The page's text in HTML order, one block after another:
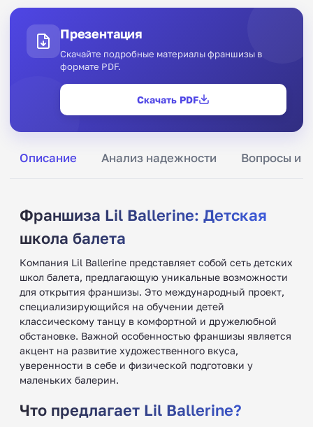
Описание Анализ надежности Вопросы и
Франшиза Lil Ballerine: Детская
школа балета
Компания Lil Ballerine представляет собой сеть детских
школ балета, предлагающую уникальные возможности
для открытия франшизы. Это международный проект,
специализирующийся на обучении детей
классическому танцу в комфортной и дружелюбной
обстановке. Важной особенностью франшизы является
акцент на развитие художественного вкуса,
уверенности в себе и физической подготовки у
маленьких балерин.
Что предлагает Lil Ballerine?
Презентация
Скачайте подробные материалы франшизы в
формате PDF.
Скачать PDF